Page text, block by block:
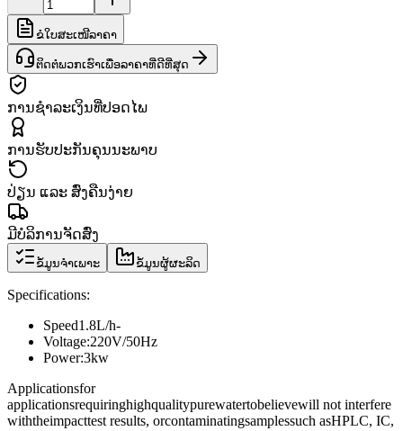
ຂໍໃບສະເໜີລາຄາ
ຕິດຕໍ່ພວກເຮົາເພື່ອລາຄາທີ່ດີທີ່ສຸດ
ການຊຳລະເງິນທີ່ປອດໄພ
ການຮັບປະກັນຄຸນນະພາບ
ປ່ຽນ ແລະ ສົ່ງຄືນງ່າຍ
ມີບໍລິການຈັດສົ່ງ
ຂໍ້ມູນຈຳເພາະ ຂໍ້ມູນຜູ້ຜະລິດ
Specifications:
Speed​​1.8L/h-
Voltage:220V/50Hz
Power:3kw
Applicationsfor
applicationsrequiringhighqualitypurewatertobelievewill not interfere
withtheimpacttest results, orcontaminatingsamplessuch asHPLC, IC,